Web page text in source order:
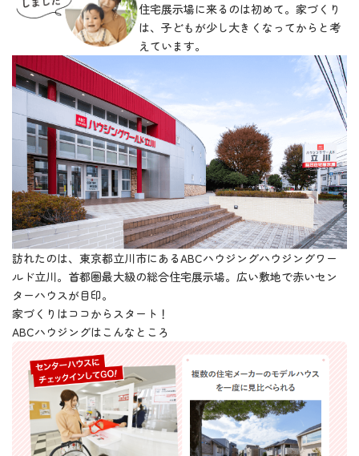
住宅展示場に来るのは初めて。家づくり
は、子どもが少し大きくなってからと考
えています。
訪れたのは、東京都立川市にあるABCハウジングハウジングワー
ルド立川。首都圏最大級の総合住宅展示場。広い敷地で赤いセン
ターハウスが目印。
家づくりはココからスタート！
ABCハウジングはこんなところ